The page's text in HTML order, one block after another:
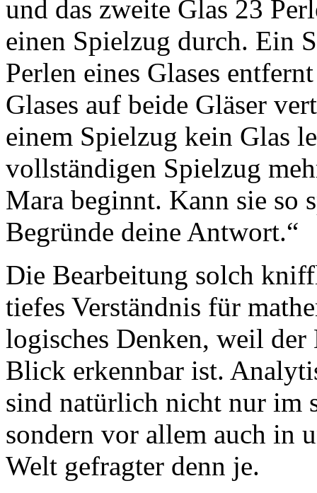
und das zweite Glas 23
einen Spielzug durch. Ein
Perlen eines Glases
Glases auf beide Gläser
einem Spielzug kein Glas
vollständigen Spielzug
Mara beginnt. Kann sie so
Begründe deine Antwort.“
Die Bearbeitung solch
tiefes Verständnis für
logisches Denken, weil
Blick erkennbar ist.
sind natürlich nicht nur im
sondern vor allem auch in
Welt gefragter denn je.